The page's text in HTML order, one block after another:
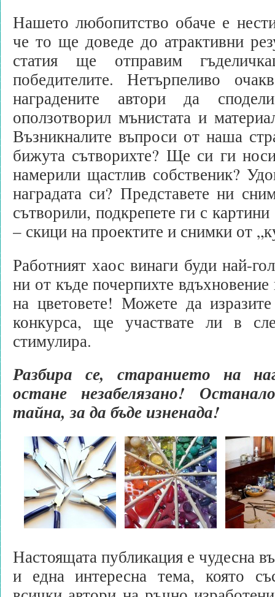
Нашето любопитство обаче е
че то ще доведе до атрактивни
статия ще отправим
победителите. Нетърпеливо
наградените автори да
оползотворил мънистата и
Възникналите въпроси от наша
бижута сътворихте? Ще си ги
намерили щастлив собственик?
наградата си? Представете ни
сътворили, подкрепете ги с
– скици на проектите и снимки от
Работният хаос винаги буди най-
ни от къде почерпихте вдъхновение
на цветовете! Можете да
конкурса, ще участвате ли в
стимулира.
Разбира се, старанието на
остане незабелязано!
тайна, за да бъде изненада!
Настоящата публикация е чудесна
и една интересна тема, която